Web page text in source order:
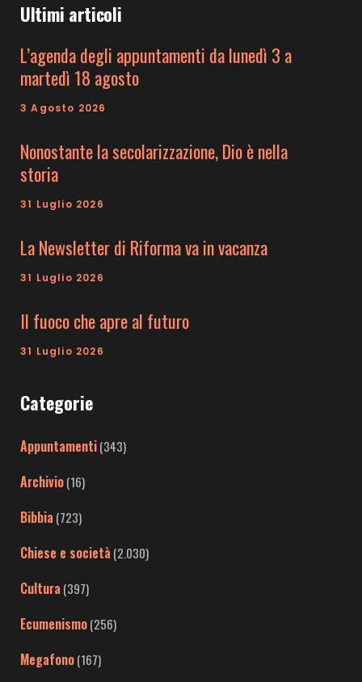
Ultimi articoli
L’agenda degli appuntamenti da lunedì 3 a
martedì 18 agosto
3 Agosto 2026
Nonostante la secolarizzazione, Dio è nella
storia
31 Luglio 2026
La Newsletter di Riforma va in vacanza
31 Luglio 2026
Il fuoco che apre al futuro
31 Luglio 2026
Categorie
Appuntamenti(343)
Archivio(16)
Bibbia (723)
Chiese e società (2.030)
Cultura (397)
Ecumenismo(256)
Megafono(167)